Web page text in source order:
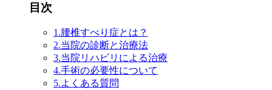
目次
1.腰椎すべり症とは？
2.当院の診断と治療法
3.当院リハビリによる治療
4.手術の必要性について
5.よくある質問